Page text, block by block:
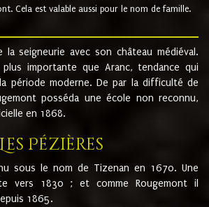
Cela est valable aussi pour le nom de famille.
seigneurie avec son château médiéval.
importante que Aranc, tendance qui
période moderne. De par la difficulté de
posséda une école non reconnu,
en 1868.
Pézières
sous le nom de Tizenan en 1670. Une
vers 1830 ; et comme Rougemont il
1865.